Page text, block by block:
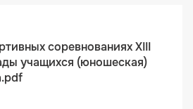
соревнованиях XIII
учащихся (юношеская)